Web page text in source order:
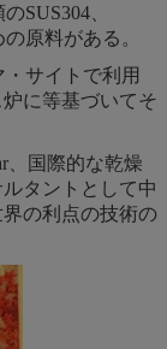
SUS304、
原料がある。
サイトで利用
に等基づいてそ
、国際的な乾燥
タントとして中
の利点の技術の